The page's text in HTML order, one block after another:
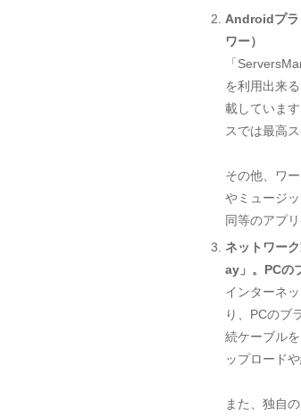
Androidプラ
ワー）
「
を利用出来
載していま
スでは最高
その他、ワ
やミュージ
同等のアプ
ネットワー
ay」。PCの
インターネ
り、PCのブ
続ケーブル
ップロード
また、独自